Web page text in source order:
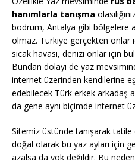
hanımlarla tanışma
bodrum, Antalya gibi bölgelere
olmaz. Türkiye gerçekten onlar
sıcak havası, denizi onlar için
Bundan dolayı de yaz
internet üzerinden kendilerine
edebilecek Türk erkek arkadaş
da gene aynı biçimde internet
Sitemiz üstünde tanışarak
doğal olarak bu yaz ayları için
azalsa da yok değildir. Bu